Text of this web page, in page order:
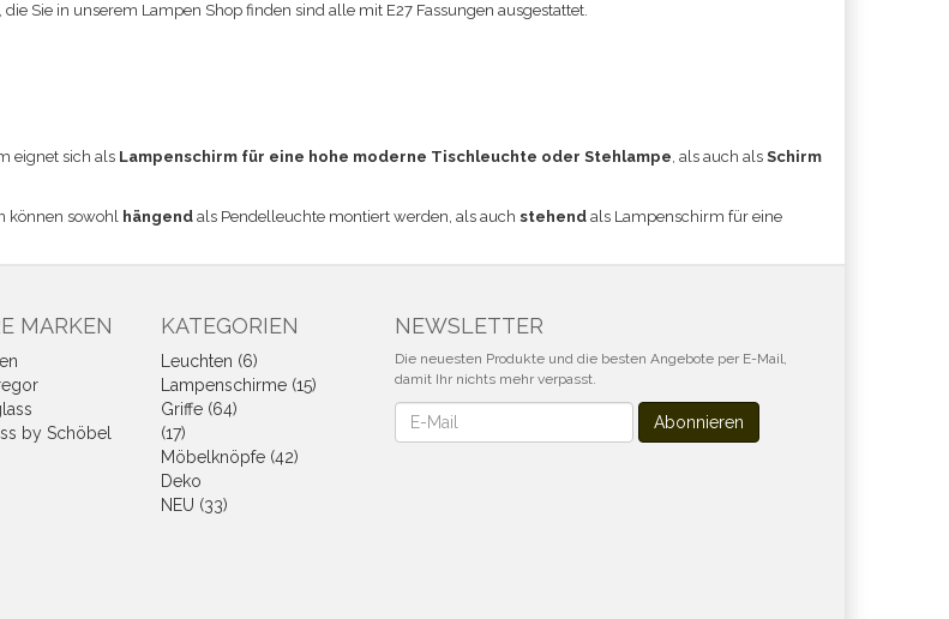
, die Sie in unserem Lampen Shop finden sind alle mit E27 Fassungen ausgestattet.
eignet sich als Lampenschirm für eine hohe moderne Tischleuchte oder Stehlampe, als auch als Schirm
können sowohl hängend als Pendelleuchte montiert werden, als auch stehend als Lampenschirm für eine
MARKEN
by Schöbel
KATEGORIEN
Leuchten (6)
Lampenschirme (15)
Griffe (64)
(17)
Möbelknöpfe (42)
Deko
NEU (33)
NEWSLETTER
Die neuesten Produkte und die besten Angebote per E-Mail,
damit Ihr nichts mehr verpasst.
Newsletter Abonnieren